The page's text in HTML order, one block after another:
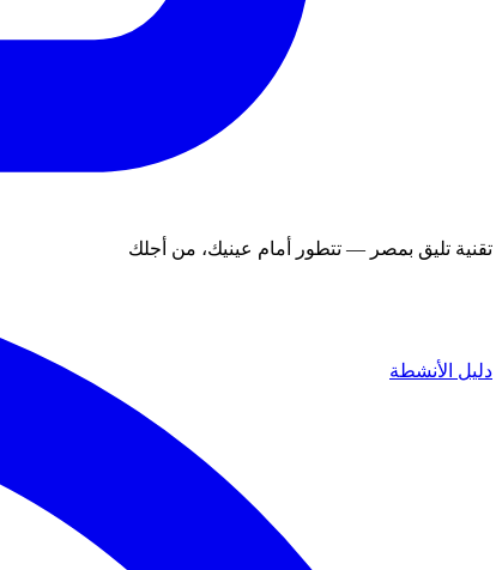
تقنية تليق بمصر — تتطور أمام عينيك، من أجلك
دليل الأنشطة